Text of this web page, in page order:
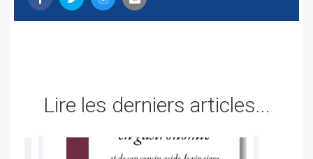
Lire les derniers articles...